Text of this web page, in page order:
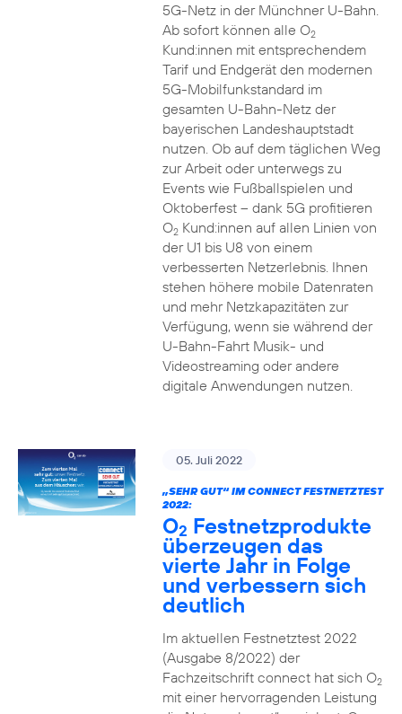
5G-Netz in der Münchner U-Bahn.
Ab sofort können alle O2
Kund:innen mit entsprechendem
Tarif und Endgerät den modernen
5G-Mobilfunkstandard im
gesamten U-Bahn-Netz der
bayerischen Landeshauptstadt
nutzen. Ob auf dem täglichen Weg
zur Arbeit oder unterwegs zu
Events wie Fußballspielen und
Oktoberfest – dank 5G profitieren
O2Kund:innen auf allen Linien von
der U1 bis U8 von einem
verbesserten Netzerlebnis. Ihnen
stehen höhere mobile Datenraten
und mehr Netzkapazitäten zur
Verfügung, wenn sie während der
U-Bahn-Fahrt Musik- und
Videostreaming oder andere
digitale Anwendungen nutzen.
05. Juli 2022
„SEHR GUT“ IM CONNECT FESTNETZTEST
2022:
O2 Festnetzprodukte
überzeugen das
vierte Jahr in Folge
und verbessern sich
deutlich
Im aktuellen Festnetztest 2022
(Ausgabe 8/2022) der
Fachzeitschrift connect hat sich O2
mit einer hervorragenden Leistung